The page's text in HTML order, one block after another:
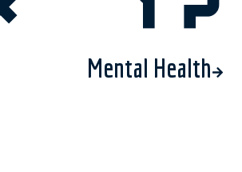
Mental Health